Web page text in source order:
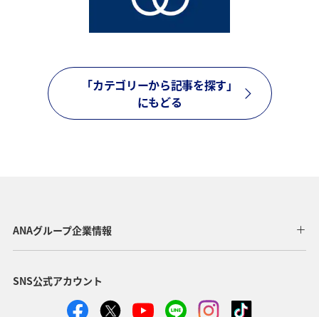
「カテゴリーから記事を探す」
にもどる
ANAグループ企業情報
SNS公式アカウント